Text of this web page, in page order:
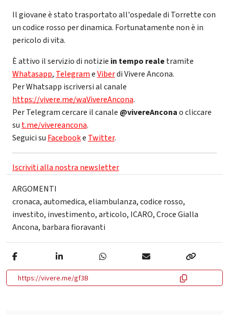
Il giovane è stato trasportato all'ospedale di Torrette con
un codice rosso per dinamica. Fortunatamente non è in
pericolo di vita.
È attivo il servizio di notizie in tempo realetramite
Whatasapp, TelegrameViberdi Vivere Ancona.
Per Whatsapp iscriversi al canale
https://vivere.me/waVivereAncona.
Per Telegram cercare il canale @vivereAnconao cliccare
su t.me/vivereancona.
Seguici su Facebooke Twitter.
Iscriviti alla nostra newsletter
ARGOMENTI
cronaca,automedica,eliambulanza,codice rosso,
investito, investimento,articolo, ICARO,Croce Gialla
Ancona, barbara fioravanti
https://vivere.me/gf3B